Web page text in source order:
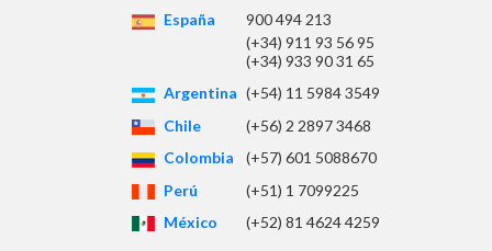
España
900 494 213
(+34) 911 93 56 95
(+34) 933 90 31 65
Argentina (+54) 11 5984 3549
Chile
(+56) 2 2897 3468
Colombia
(+57) 601 5088670
Perú
(+51) 1 7099225
México
(+52) 81 4624 4259